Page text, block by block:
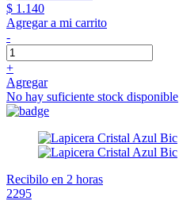
$ 1.140
Agregar a mi carrito
-
+
Agregar
No hay suficiente stock disponible
Recibilo en 2 horas
2295